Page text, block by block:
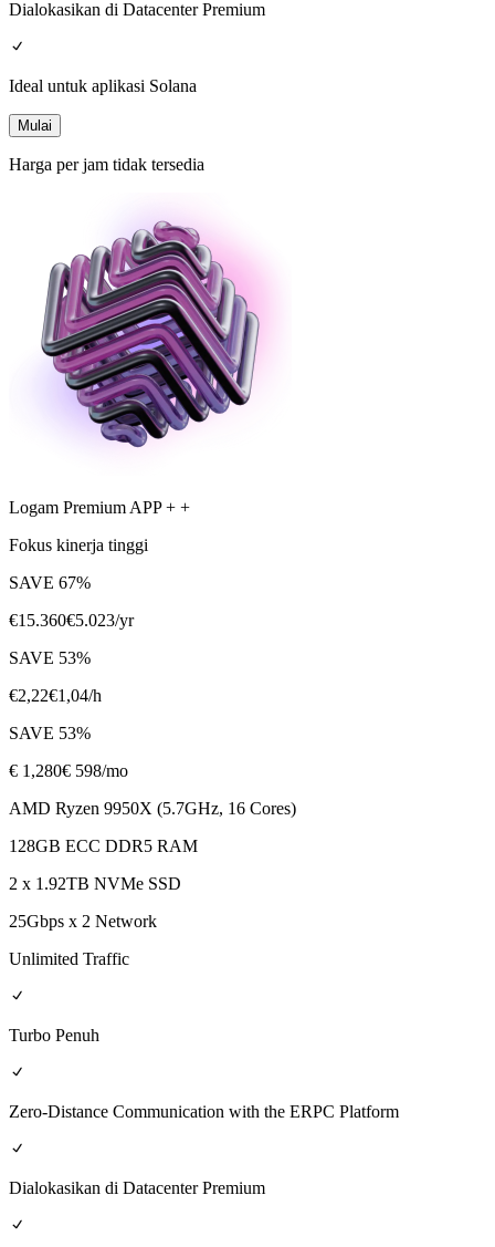
Dialokasikan di Datacenter Premium
Ideal untuk aplikasi Solana
Mulai
Harga per jam tidak tersedia
Logam Premium APP + +
Fokus kinerja tinggi
SAVE 67%
€15.360€5.023/yr
SAVE 53%
€2,22€1,04/h
SAVE 53%
€ 1,280€ 598/mo
AMD Ryzen 9950X (5.7GHz, 16 Cores)
128GB ECC DDR5 RAM
2 x 1.92TB NVMe SSD
25Gbps x 2 Network
Unlimited Traffic
Turbo Penuh
Zero-Distance Communication with the ERPC Platform
Dialokasikan di Datacenter Premium